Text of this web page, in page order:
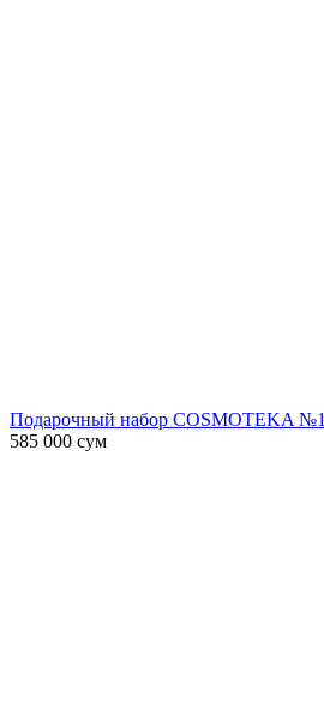
Подарочный набор COSMOTEKA №1
585 000 сум